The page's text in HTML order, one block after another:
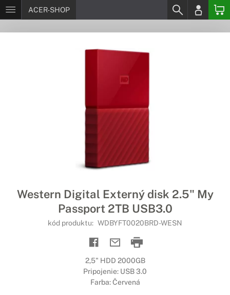
ACER-SHOP
Western Digital Externý disk 2.5" My
Passport 2TB USB3.0
kód produktu: WDBYFT0020BRD-WESN
2,5" HDD 2000GB
Pripojenie: USB 3.0
Farba: Červená